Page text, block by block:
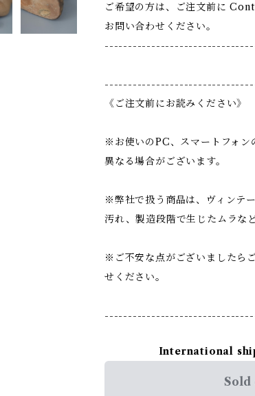
ご希望の方は、ご注文前に
お問い合わせください。
《ご注文前にお読みください》
※お使いのPC、スマートフォン
異なる場合がございます。
※弊社で扱う商品は、ヴィンテ
汚れ、製造段階で生じたムラな
※ご不安な点がございましたら
せください。
International
Sold